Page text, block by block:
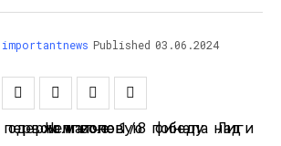
importantnews Published 03.06.2024